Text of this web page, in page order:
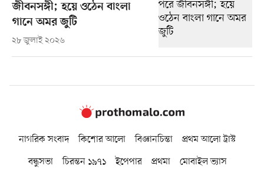
জীবনসঙ্গী; হয়ে ওঠেন বাংলা
গানে অমর জুটি
২৮ জুলাই ২০২৬
নাগরিক সংবাদ কিশোর আলো বিজ্ঞানচিন্তা
প্রথম আলো ট্রাস্ট
বন্ধুসভা
চিরন্তন ১৯৭১ ইপেপার প্রথমা মোবাইল ভ্যাস